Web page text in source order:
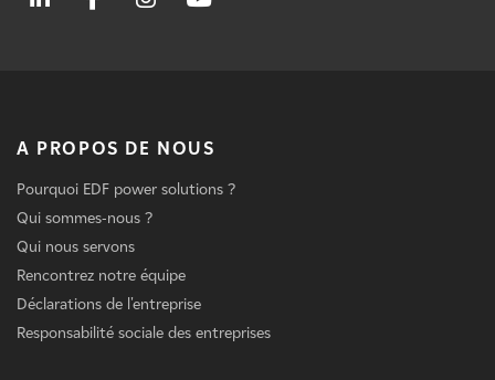
A PROPOS DE NOUS
Pourquoi EDF power solutions ?
Qui sommes-nous ?
Qui nous servons
Rencontrez notre équipe
Déclarations de l'entreprise
Responsabilité sociale des entreprises